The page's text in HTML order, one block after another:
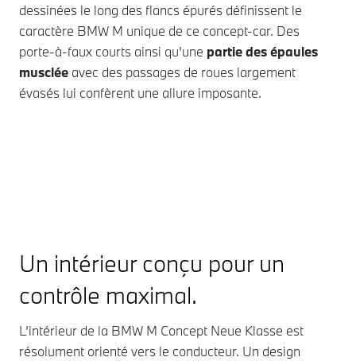
dessinées le long des flancs épurés définissent le
caractère BMW M unique de ce concept-car. Des
porte-à-faux courts ainsi qu'une partie des épaules
musclée avec des passages de roues largement
évasés lui confèrent une allure imposante.
Un intérieur conçu pour un
contrôle maximal.
L’intérieur de la BMW M Concept Neue Klasse est
résolument orienté vers le conducteur. Un design